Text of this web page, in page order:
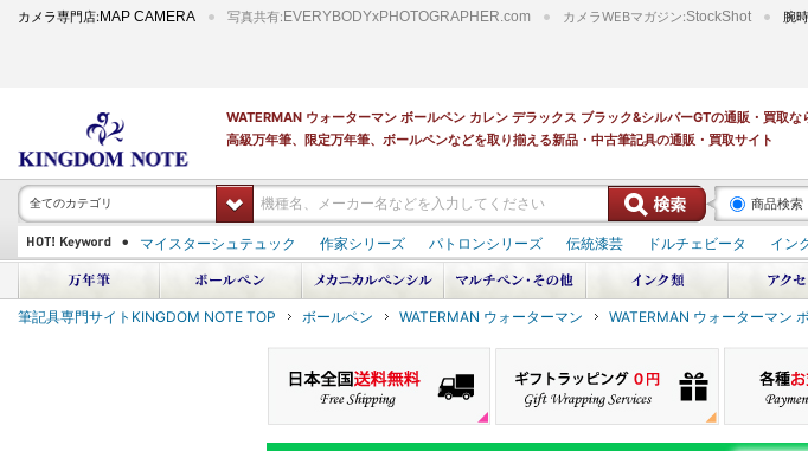
カメラ専門店:MAP CAMERA 写真共有: EVERYBODYxPHOTOGRAPHER.com カメラWEBマガジン:StockShot 腕
WATERMAN ウォーターマン ボールペン カレン デラックス ブラック&シルバーGTの通販・買取な
高級万年筆、限定万年筆、ボールペンなどを取り揃える新品・中古筆記具の通販・買取サイト
全てのカテゴリ 商品検索
マイスターシュテュック 作家シリーズ パトロンシリーズ 伝統漆芸 ドルチェビータ イン
PILOT 蒔絵
ダイアミン ボトルインク
筆記具専門サイトKINGDOM NOTE TOP ボールペン WATERMAN ウォーターマン WATERMAN ウォーターマン